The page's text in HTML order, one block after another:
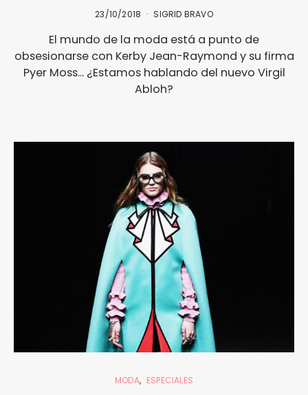
23/10/2018 SIGRID BRAVO
El mundo de la moda está a punto de
obsesionarse con Kerby Jean-Raymond y su firma
Pyer Moss... ¿Estamos hablando del nuevo Virgil
Abloh?
MODA ESPECIALES